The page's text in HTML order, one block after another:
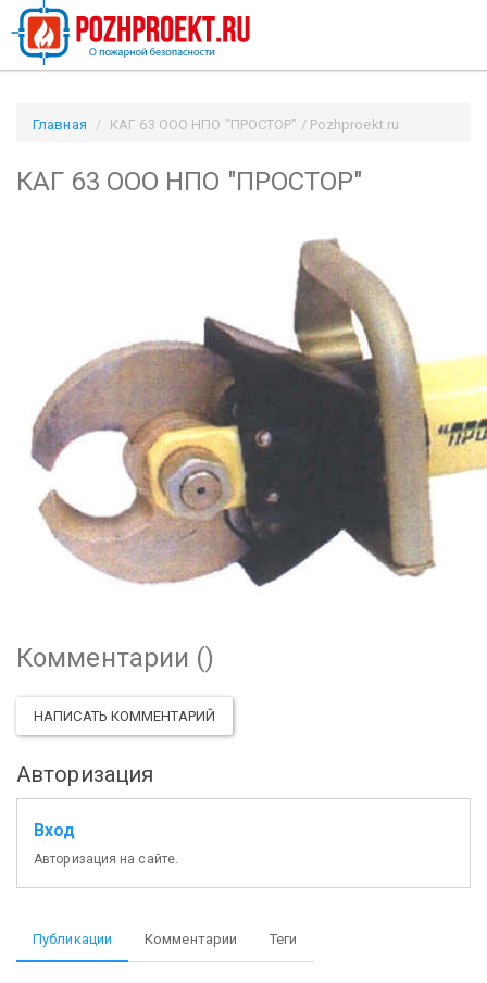
Главная КАГ 63 ООО НПО "ПРОСТОР" / Pozhproekt.ru
КАГ 63 ООО НПО "ПРОСТОР"
Комментарии ()
НАПИСАТЬ КОММЕНТАРИЙ
Авторизация
Вход
Авторизация на сайте.
Публикации Комментарии Теги